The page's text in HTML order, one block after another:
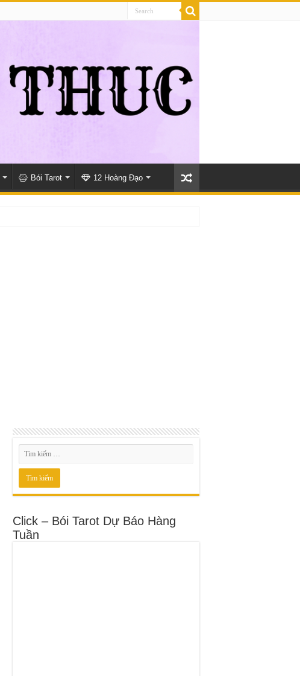
Bói Tarot 12 Hoàng Đạo
Click – Bói Tarot Dự Báo Hàng
Tuần